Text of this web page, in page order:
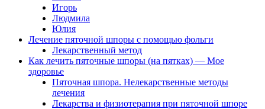
Игорь
Людмила
Юлия
Лечение пяточной шпоры с помощью фольги
Лекарственный метод
Как лечить пяточные шпоры (на пятках) — Мое
здоровье
Пяточная шпора. Нелекарственные методы
лечения
Лекарства и физиотерапия при пяточной шпоре